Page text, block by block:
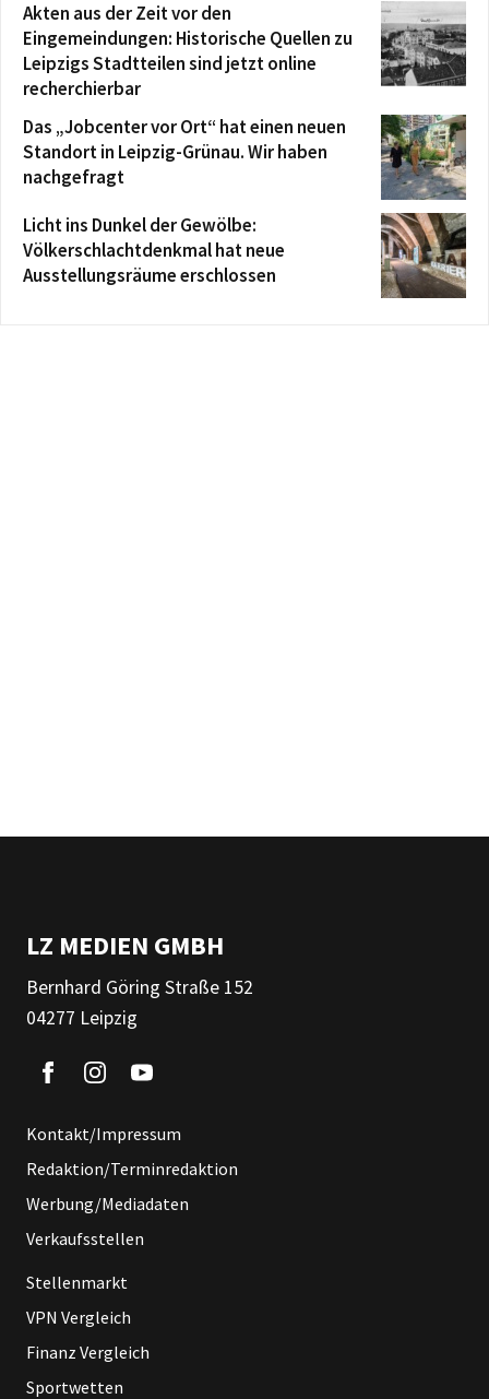
Akten aus der Zeit vor den
Eingemeindungen: Historische Quellen zu
Leipzigs Stadtteilen sind jetzt online
recherchierbar
Das „Jobcenter vor Ort“ hat einen neuen
Standort in Leipzig-Grünau. Wir haben
nachgefragt
Licht ins Dunkel der Gewölbe:
Völkerschlachtdenkmal hat neue
Ausstellungsräume erschlossen
LZ MEDIEN GMBH
Bernhard Göring Straße 152
04277 Leipzig
Kontakt/Impressum
Redaktion/Terminredaktion
Werbung/Mediadaten
Verkaufsstellen
Stellenmarkt
VPN Vergleich
Finanz Vergleich
Sportwetten